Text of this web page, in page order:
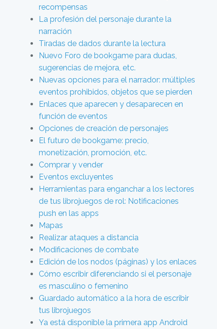
recompensas
La profesión del personaje durante la
narración
Tiradas de dados durante la lectura
Nuevo Foro de bookgame para dudas,
sugerencias de mejora, etc.
Nuevas opciones para el narrador: múltiples
eventos prohibidos, objetos que se pierden
Enlaces que aparecen y desaparecen en
función de eventos
Opciones de creación de personajes
El futuro de bookgame: precio,
monetización, promoción, etc.
Comprar y vender
Eventos excluyentes
Herramientas para enganchar a los lectores
de tus librojuegos de rol: Notificaciones
push en las apps
Mapas
Realizar ataques a distancia
Modificaciones de combate
Edición de los nodos (páginas) y los enlaces
Cómo escribir diferenciando si el personaje
es masculino o femenino
Guardado automático a la hora de escribir
tus librojuegos
Ya está disponible la primera app Android